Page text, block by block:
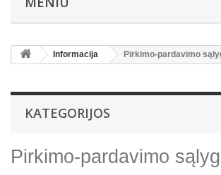
Informacija Pirkimo-pardavimo
KATEGORIJOS
Pirkimo-pardavimo